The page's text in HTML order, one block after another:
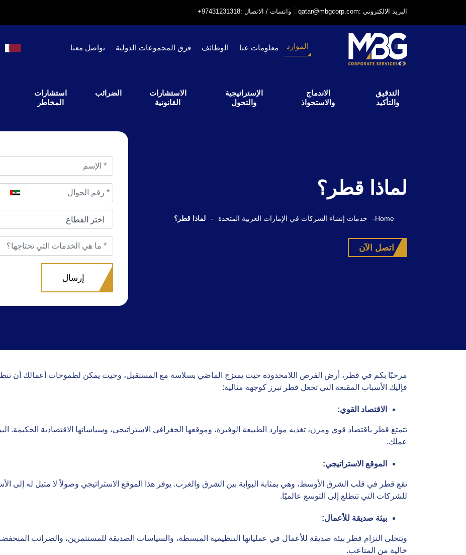
+97431231318: واتسات / الاتصال qatar@mbgcorp.com: البريد الالكتروني
الموارد معلومات عنا الوظائف فرق المجموعات الدولية تواصل معنا
التدقيق
والتأكيد
الاندماج
والاستحواذ
الإستراتيجية
والتحول
الاستشارات
القانونية
الضرائب
استشارات
المخاطر
لماذا قطر؟
Home
- خدمات إنشاء الشركات في الإمارات العربية المتحدة - لماذا قطر؟
اتصل الآن
مرحبًا بكم في قطر، أرض الفرص اللامحدودة حيث يمتزج الماضي بسلاسة مع المستقبل، وحيث يمكن لطموحات أعمالك أن
فإليك الأسباب المقنعة التي تجعل قطر تبرز كوجهة مثالية:
الاقتصاد القوي:
تتمتع قطر باقتصاد قوي ومرن، تغذيه موارد الطبيعة الوفيرة، وموقعها الجغرافي الاستراتيجي، وسياساتها الاقتصادية الحكيمة.
عملك.
الموقع الاستراتيجي:
تقع قطر في قلب الشرق الأوسط، وهي بمثابة البوابة بين الشرق والغرب. يوفر هذا الموقع الاستراتيجي وصولاً لا مثيل له إلى
للشركات التي تتطلع إلى التوسع عالميًا.
بيئة صديقة للأعمال:
ويتجلى التزام قطر بيئة صديقة للأعمال في عملياتها التنظيمية المبسطة، والسياسات الصديقة للمستثمرين، والضرائب
خالية من المتاعب.